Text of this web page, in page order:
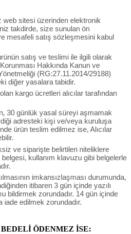
web sitesi üzerinden elektronik
takdirde, size sunulan ön
mesafeli satış sözleşmesini kabul
satış ve teslimi ile ilgili olarak
Hakkında Kanun ve
(RG:27.11.2014/29188)
diğer yasalara tabidir.
kargo ücretleri alıcılar tarafından
30 günlük yasal süreyi aşmamak
adresteki kişi ve/veya kuruluşa
ürün teslim edilmez ise, Alıcılar
ve siparişte belirtilen niteliklere
kullanım klavuzu gibi belgelerle
imkansızlaşması durumunda,
itibaren 3 gün içinde yazılı
bildirmek zorundadır. 14 gün içinde
iade edilmek zorundadır.
ÖDENMEZ İSE: